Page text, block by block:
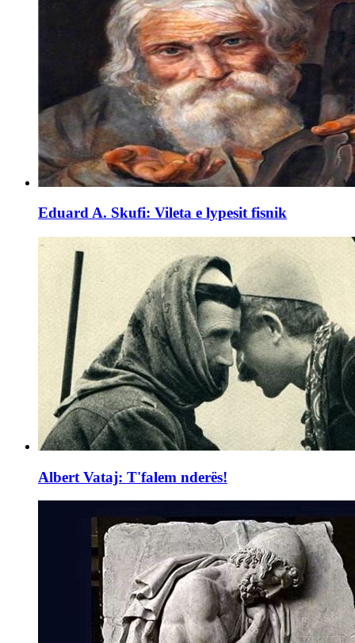
Eduard A. Skufi: Vileta e lypesit fisnik
Albert Vataj: T'falem nderës!